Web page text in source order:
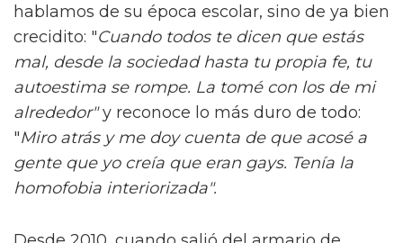
hablamos de su época escolar, sino de ya bien
crecidito: "Cuando todos te dicen que estás
mal, desde la sociedad hasta tu propia fe, tu
autoestima se rompe. La tomé con los de mi
alrededor"y reconoce lo más duro de todo:
"Miro atrás y me doy cuenta de que acosé a
gente que yo creía que eran gays. Tenía la
homofobia interiorizada".